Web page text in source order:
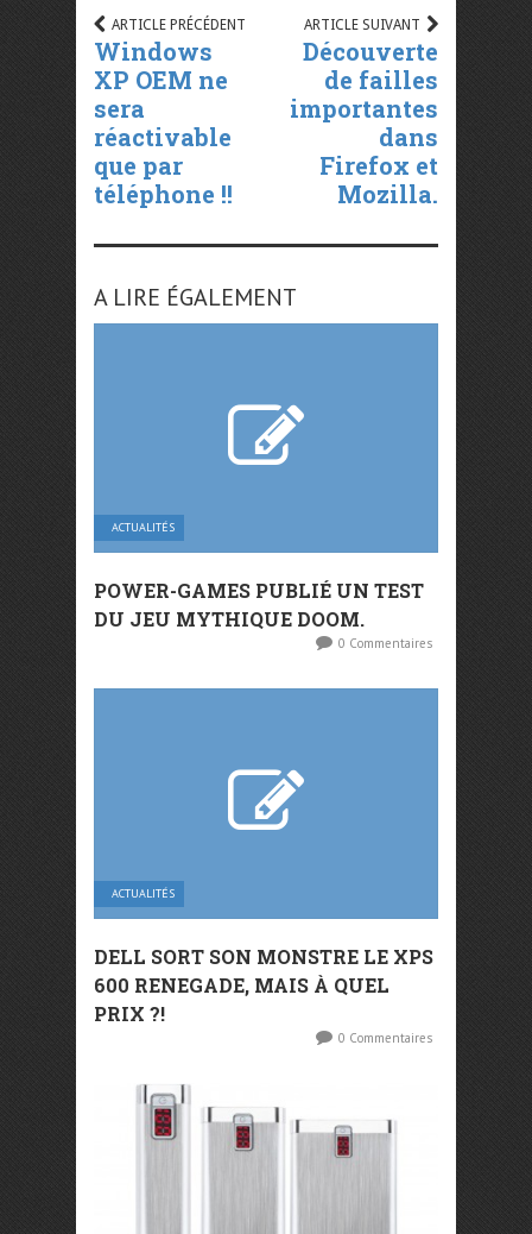
ARTICLE PRÉCÉDENT
Windows
XP OEM ne
sera
réactivable
que par
téléphone !!
ARTICLE SUIVANT
Découverte
de failles
importantes
dans
Firefox et
Mozilla.
A LIRE ÉGALEMENT
ACTUALITÉS
POWER-GAMES PUBLIÉ UN TEST
DU JEU MYTHIQUE DOOM.
0 Commentaires
ACTUALITÉS
DELL SORT SON MONSTRE LE XPS
600 RENEGADE, MAIS À QUEL
PRIX ?!
0 Commentaires